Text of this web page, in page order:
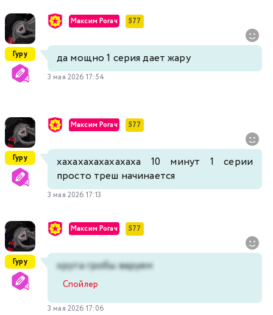
Гуру
Максим Рогач 577
да мощно 1 серия дает жару
3 мая 2026 17:54
Гуру
Максим Рогач 577
хахахахахахахаха 10 минут 1 серии
просто треш начинается
3 мая 2026 17:13
Гуру
Максим Рогач 577
крута гробы варуем
Спойлер
3 мая 2026 17:06